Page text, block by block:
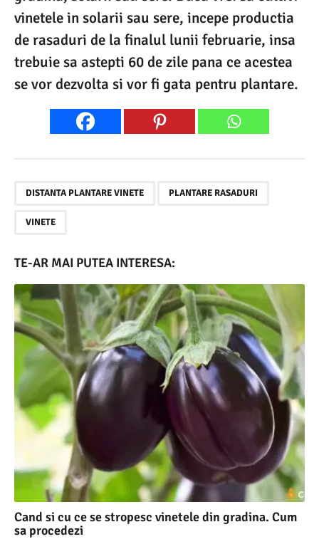
vinetele in solarii sau sere, incepe productia
de rasaduri de la finalul lunii februarie, insa
trebuie sa astepti 60 de zile pana ce acestea
se vor dezvolta si vor fi gata pentru plantare.
DISTANTA PLANTARE VINETE PLANTARE RASADURI
VINETE
TE-AR MAI PUTEA INTERESA:
Cand si cu ce se stropesc vinetele din gradina. Cum
sa procedezi